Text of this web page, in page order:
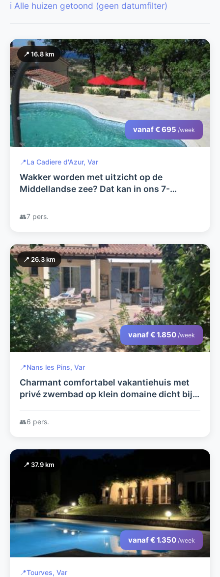
ℹ️ Alle huizen getoond (geen datumfilter)
📍 16.8 km
vanaf € 695 /week
📍La Cadiere d'Azur, Var
Wakker worden met uitzicht op de
Middellandse zee? Dat kan in ons 7-
👥7 pers.
📍 26.3 km
vanaf € 1.850 /week
📍Nans les Pins, Var
Charmant comfortabel vakantiehuis met
privé zwembad op klein domaine dicht bij
👥6 pers.
📍 37.9 km
vanaf € 1.350 /week
📍Tourves, Var